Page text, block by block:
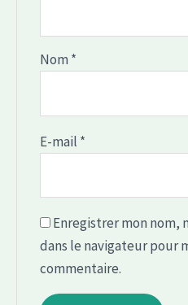
Nom *
E-mail *
Enregistrer mon nom,
dans le navigateur pour
commentaire.